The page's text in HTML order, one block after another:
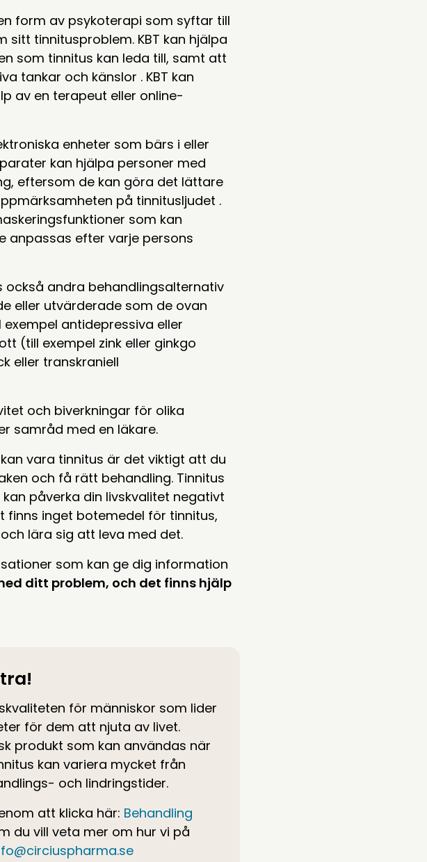
en form av psykoterapi som syftar till
tinnitusproblem. KBT kan hjälpa
som tinnitus kan leda till, samt att
tankar och känslor . KBT kan
av en terapeut eller online-
enheter som bärs i eller
kan hjälpa personer med
eftersom de kan göra det lättare
på tinnitusljudet .
som kan
anpassas efter varje persons
också andra behandlingsalternativ
eller utvärderade som de ovan
antidepressiva eller
(till exempel zink eller ginkgo
eller transkraniell
och biverkningar för olika
samråd med en läkare.
vara tinnitus är det viktigt att du
och få rätt behandling. Tinnitus
påverka din livskvalitet negativt
finns inget botemedel för tinnitus,
lära sig att leva med det.
som kan ge dig information
ditt problem, och det finns hjälp
för människor som lider
för dem att njuta av livet.
produkt som kan användas när
kan variera mycket från
och lindringstider.
att klicka här: Behandling
du vill veta mer om hur vi på